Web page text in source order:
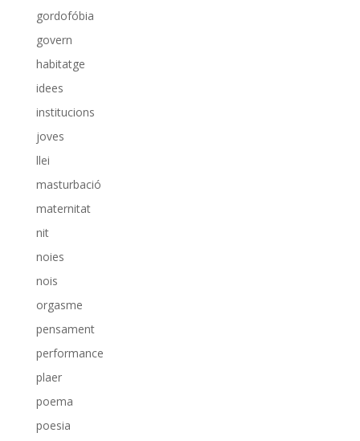
gordofóbia
govern
habitatge
idees
institucions
joves
llei
masturbació
maternitat
nit
noies
nois
orgasme
pensament
performance
plaer
poema
poesia